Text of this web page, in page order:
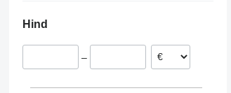
Läti
Rootsi
Hind
–